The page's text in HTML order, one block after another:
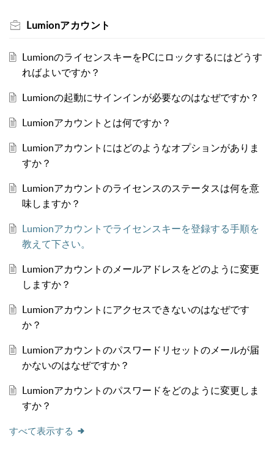
Lumionアカウント
LumionのライセンスキーをPCにロックするにはどうす
ればよいですか？
Lumionの起動にサインインが必要なのはなぜですか？
Lumionアカウントとは何ですか？
Lumionアカウントにはどのようなオプションがありま
すか？
Lumionアカウントのライセンスのステータスは何を意
味しますか？
Lumionアカウントでライセンスキーを登録する手順を
教えて下さい。
Lumionアカウントのメールアドレスをどのように変更
しますか？
Lumionアカウントにアクセスできないのはなぜです
か？
Lumionアカウントのパスワードリセットのメールが届
かないのはなぜですか？
Lumionアカウントのパスワードをどのように変更しま
すか？
すべて表示する